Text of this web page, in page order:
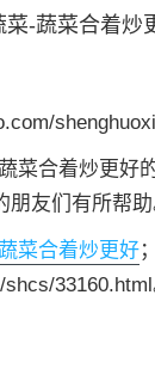
菜-蔬菜合着炒
菜合着炒更好
友们有所帮助
菜合着炒更好
33160.html